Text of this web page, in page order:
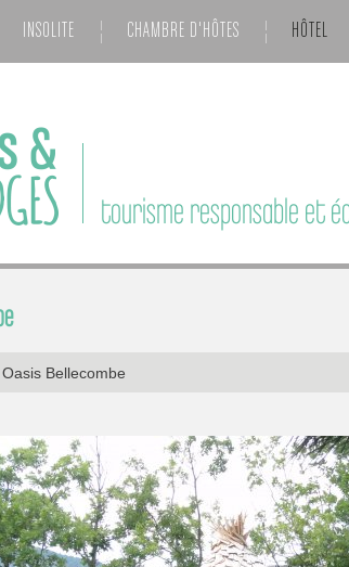
INSOLITE CHAMBRE D'HÔTES HÔTEL
tourisme responsable et
Bellecombe